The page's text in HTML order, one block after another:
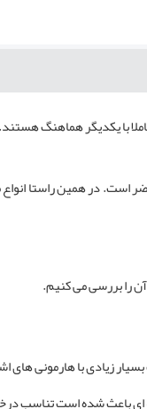
با یکدیگر هماهنگ
است. در همین راستا
را بررسی می کنیم.
زیادی با هارمونی های
ای باعث شده است تناسب